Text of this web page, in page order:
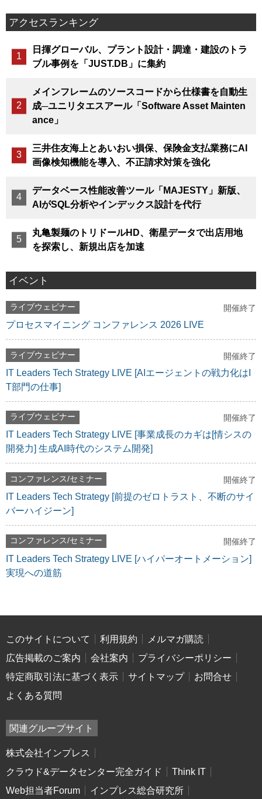
アクセスランキング
日揮グローバル、プラント設計・調達・建設のトラ
ブル事例を「JUST.DB」に集約
メインフレームのソースコードから仕様書を自動生
成─ユニリタエスアール「Software Asset Mainten
ance」
三井住友海上とあいおい損保、保険金支払業務にAI
画像検知機能を導入、不正請求対策を強化
データベース性能改善ツール「MAJESTY」新版、
AIがSQL分析やインデックス設計を代行
丸亀製麺のトリドールHD、衛星データで出店用地
を探索し、新規出店を加速
イベント
ライブウェビナー 開催終了
プロセスマイニング コンファレンス 2026 LIVE
ライブウェビナー 開催終了
IT Leaders Tech Strategy LIVE [AIエージェントの戦力化はI
T部門の仕事]
ライブウェビナー 開催終了
IT Leaders Tech Strategy LIVE [事業成長のカギは[情シスの
開発力] 生成AI時代のシステム開発]
コンファレンス/セミナー 開催終了
IT Leaders Tech Strategy [前提のゼロトラスト、不断のサイ
バーハイジーン]
コンファレンス/セミナー 開催終了
IT Leaders Tech Strategy LIVE [ハイパーオートメーション]
実現への道筋
このサイトについて 利用規約
メルマガ購読
広告掲載のご案内
会社案内
プライバシーポリシー
特定商取引法に基づく表示
サイトマップ
お問合せ
よくある質問
関連グループサイト
株式会社インプレス
クラウド&データセンター完全ガイド
Think IT
Web担当者Forum
インプレス総合研究所